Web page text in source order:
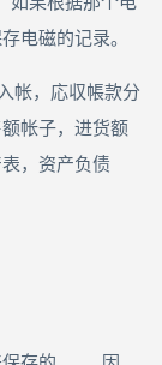
电磁的记录。
帐，応収帳款分
帐子，进货额
，资产负债